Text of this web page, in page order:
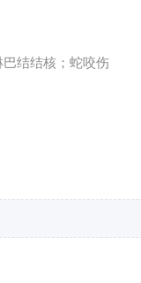
结结核；蛇咬伤